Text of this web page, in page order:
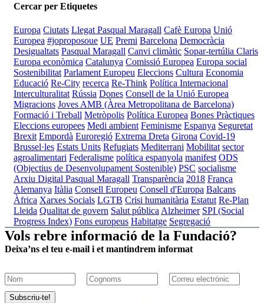
Cercar per Etiquetes
Europa Ciutats Llegat Pasqual Maragall Cafè Europa Unió
Europea #joproposoue UE Premi Barcelona Democràcia
Desigualtats Pasqual Maragall Canvi climàtic Sopar-tertúlia Claris
Europa econòmica Catalunya Comissió Europea Europa social
Sostenibilitat Parlament Europeu Eleccions Cultura Economia
Educació Re-City recerca Re-Think Política Internacional
Interculturalitat Rússia Dones Consell de la Unió Europea
Migracions Joves AMB (Àrea Metropolitana de Barcelona)
Formació i Treball Metròpolis Política Europea Bones Pràctiques
Eleccions europees Medi ambient Feminisme Espanya Seguretat
Brexit Empordà Euroregió Extrema Dreta Girona Covid-19
Brussel·les Estats Units Refugiats Mediterrani Mobilitat sector
agroalimentari Federalisme política espanyola manifest ODS
(Objectius de Desenvolupament Sostenible) PSC socialisme
Arxiu Digital Pasqual Maragall Transparència 2018 França
Alemanya Itàlia Consell Europeu Consell d'Europa Balcans
Àfrica Xarxes Socials LGTB Crisi humanitària Estatut Re-Plan
Lleida Qualitat de govern Salut pública Alzheimer SPI (Social
Progress Index) Fons europeus Habitatge Segregació
Vols rebre informació de la Fundació?
Deixa’ns el teu e-mail i et mantindrem informat
Subscriu-te!